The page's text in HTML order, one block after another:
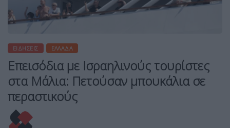
ΕΙΔΉΣΕΙΣ ΕΛΛΆΔΑ
Επεισόδια με Ισραηλινούς τουρίστες
στα Μάλια: Πετούσαν μπουκάλια σε
περαστικούς